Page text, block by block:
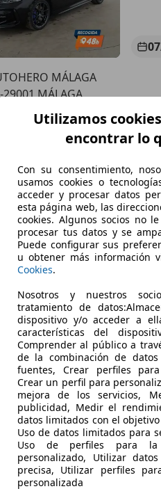
MÁLAGA
29001 MÁLAGA
€
CAR
29620 TORREMOLINOS
Utilizamos
encontrar lo
Con su consentimiento,
usamos cookies o
acceder y procesar datos
esta página web, las
cookies. Algunos socios no
procesar tus datos y se
Puede configurar sus
u obtener más información
Cookies.
Nosotros y nuestros
tratamiento de
dispositivo y/o acceder a
características del
Comprender al público a
de la combinación de
fuentes, Crear perfiles
Crear un perfil para
mejora de los servicios,
publicidad, Medir el
datos limitados con el
Uso de datos limitados para
Uso de perfiles para la
personalizado, Utilizar
precisa, Utilizar perfiles
personalizada